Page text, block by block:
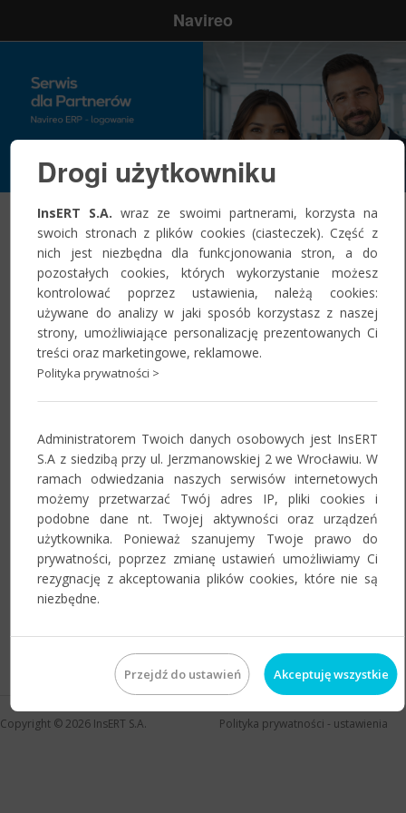
Navireo
Zaloguj się
Nazwa
użytkownika:*
Zapamiętaj mnie na tym urządzeniu
Copyright © 2026 InsERT S.A. Polityka prywatności - ustawienia
Drogi użytkowniku
InsERT S.A. wraz ze swoimi partnerami, korzysta na
swoich stronach z plików cookies (ciasteczek). Część z
nich jest niezbędna dla funkcjonowania stron, a do
pozostałych cookies, których wykorzystanie możesz
kontrolować poprzez ustawienia, należą cookies:
używane do analizy w jaki sposób korzystasz z naszej
strony, umożliwiające personalizację prezentowanych Ci
treści oraz marketingowe, reklamowe.
Polityka prywatności >
Administratorem Twoich danych osobowych jest InsERT
S.A z siedzibą przy ul. Jerzmanowskiej 2 we Wrocławiu. W
ramach odwiedzania naszych serwisów internetowych
możemy przetwarzać Twój adres IP, pliki cookies i
podobne dane nt. Twojej aktywności oraz urządzeń
użytkownika. Ponieważ szanujemy Twoje prawo do
prywatności, poprzez zmianę ustawień umożliwiamy Ci
rezygnację z akceptowania plików cookies, które nie są
niezbędne.
Przejdź do ustawień Akceptuję wszystkie